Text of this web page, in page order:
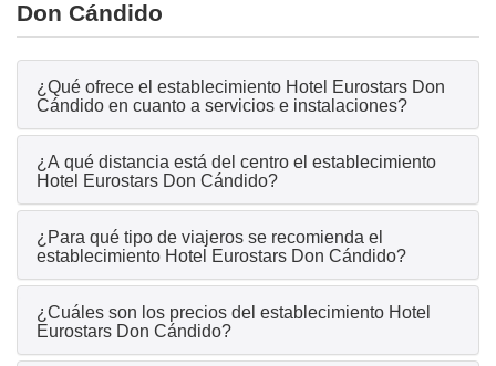
Don Cándido
¿Qué ofrece el establecimiento Hotel Eurostars Don
Cándido en cuanto a servicios e instalaciones?
¿A qué distancia está del centro el establecimiento
Hotel Eurostars Don Cándido?
¿Para qué tipo de viajeros se recomienda el
establecimiento Hotel Eurostars Don Cándido?
¿Cuáles son los precios del establecimiento Hotel
Eurostars Don Cándido?